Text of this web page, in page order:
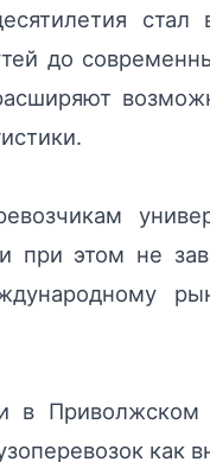
до
при этом не
в
как